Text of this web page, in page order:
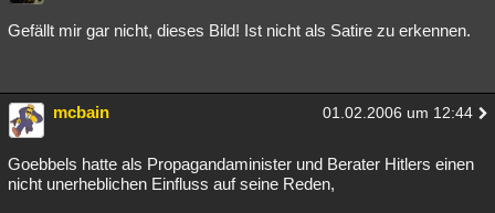
Gefällt mir gar nicht, dieses Bild! Ist nicht als Satire zu erkennen.
mcbain 01.02.2006 um 12:44
Goebbels hatte als Propagandaminister und Berater Hitlers einen
nicht unerheblichen Einfluss auf seine Reden,